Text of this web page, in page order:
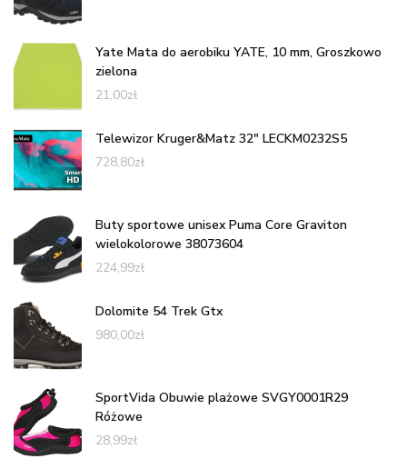
Yate Mata do aerobiku YATE, 10 mm, Groszkowo
zielona
21,00zł
Telewizor Kruger&Matz 32" LECKM0232S5
728,80zł
Buty sportowe unisex Puma Core Graviton
wielokolorowe 38073604
224,99zł
Dolomite 54 Trek Gtx
980,00zł
SportVida Obuwie plażowe SVGY0001R29
Różowe
28,99zł